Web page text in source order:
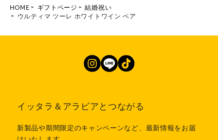
HOME ギフトページ
結婚祝い
ウルティマ ツーレ ホワイトワイン ペア
イッタラ＆アラビアとつながる
新製品や期間限定のキャンペーンなど、最新情報をお届